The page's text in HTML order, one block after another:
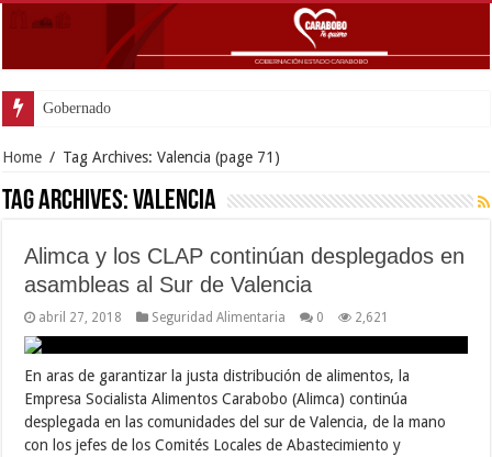
Gobernador Lacava y Al
Home / Tag Archives: Valencia (page 71)
Tag Archives:Valencia
Alimca y los CLAP continúan desplegados en
asambleas al Sur de Valencia
abril 27, 2018 Seguridad Alimentaria 0 2,621
En aras de garantizar la justa distribución de alimentos, la
Empresa Socialista Alimentos Carabobo (Alimca) continúa
desplegada en las comunidades del sur de Valencia, de la mano
con los jefes de los Comités Locales de Abastecimiento y